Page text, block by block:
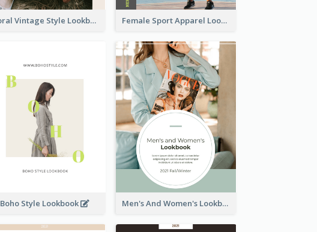
Floral Vintage Style Lookbook Female Sport Apparel Lookbook
Boho Style Lookbook Men's And Women's Lookbook